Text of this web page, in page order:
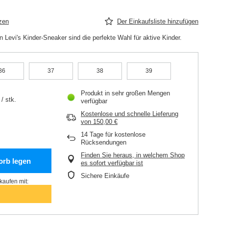
Der Einkaufsliste hinzufügen
Levi's Kinder-Sneaker sind die perfekte Wahl für aktive Kinder.
37 38 39
/ stk.
legen
mit:
Produkt in sehr großen Mengen
verfügbar
Kostenlose und schnelle Lieferung
von 150,00 €
14 Tage für kostenlose
Rücksendungen
Finden Sie heraus, in welchem Shop
es sofort verfügbar ist
Sichere Einkäufe